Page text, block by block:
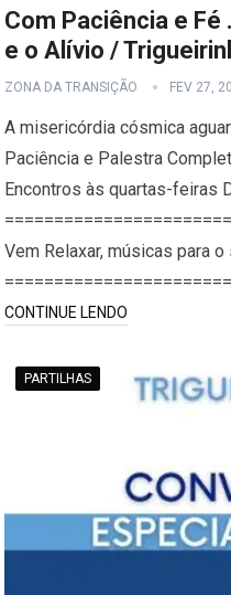
Com Paciência e
e o Alívio /
ZONA DA TRANSIÇÃO FEV 27,
A misericórdia cósmica
Paciência e Palestra
Encontros às quartas-feiras
Vem Relaxar, músicas para
CONTINUE LENDO
PARTILHAS